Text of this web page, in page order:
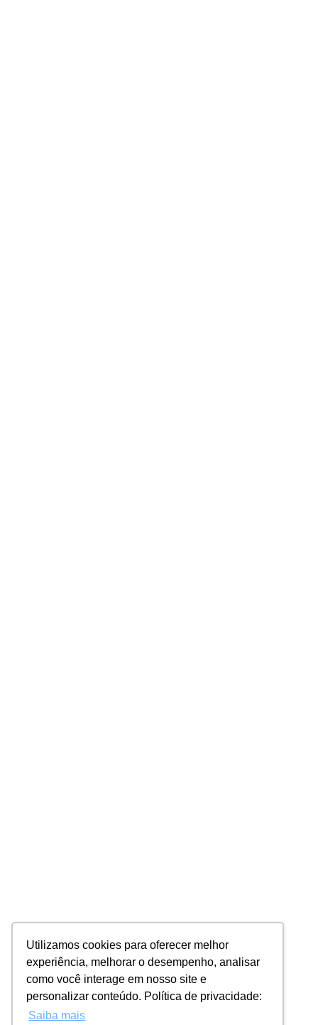
Utilizamos cookies para oferecer melhor
experiência, melhorar o desempenho, analisar
como você interage em nosso site e
personalizar conteúdo. Política de privacidade:
Saiba mais